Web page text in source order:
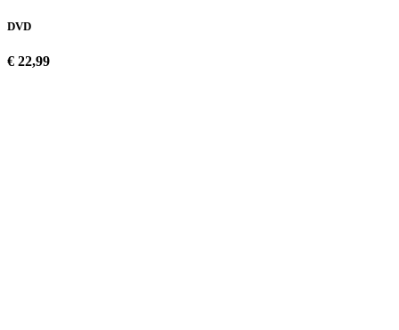
DVD
€ 22,99